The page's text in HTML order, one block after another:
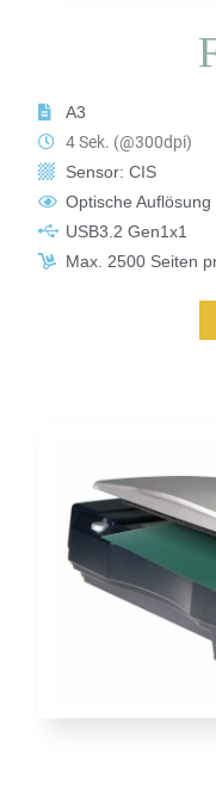
A3
4 Sek. (@300dpi)
Sensor: CIS
Optische
USB3.2 Gen1x1​
Max. 2500 Seiten